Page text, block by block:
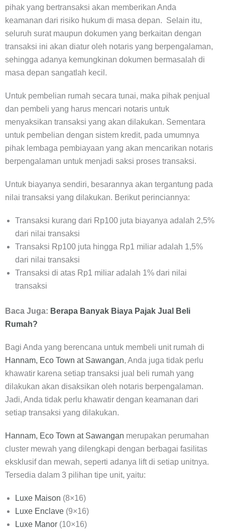
pihak yang bertransaksi akan memberikan Anda
keamanan dari risiko hukum di masa depan. Selain itu,
seluruh surat maupun dokumen yang berkaitan dengan
transaksi ini akan diatur oleh notaris yang berpengalaman,
sehingga adanya kemungkinan dokumen bermasalah di
masa depan sangatlah kecil.
Untuk pembelian rumah secara tunai, maka pihak penjual
dan pembeli yang harus mencari notaris untuk
menyaksikan transaksi yang akan dilakukan. Sementara
untuk pembelian dengan sistem kredit, pada umumnya
pihak lembaga pembiayaan yang akan mencarikan notaris
berpengalaman untuk menjadi saksi proses transaksi.
Untuk biayanya sendiri, besarannya akan tergantung pada
nilai transaksi yang dilakukan. Berikut perinciannya:
Transaksi kurang dari Rp100 juta biayanya adalah 2,5%
dari nilai transaksi
Transaksi Rp100 juta hingga Rp1 miliar adalah 1,5%
dari nilai transaksi
Transaksi di atas Rp1 miliar adalah 1% dari nilai
transaksi
Baca Juga: Berapa Banyak Biaya Pajak Jual Beli
Rumah?
Bagi Anda yang berencana untuk membeli unit rumah di
Hannam, Eco Town at Sawangan, Anda juga tidak perlu
khawatir karena setiap transaksi jual beli rumah yang
dilakukan akan disaksikan oleh notaris berpengalaman.
Jadi, Anda tidak perlu khawatir dengan keamanan dari
setiap transaksi yang dilakukan.
Hannam, Eco Town at Sawangan merupakan perumahan
cluster mewah yang dilengkapi dengan berbagai fasilitas
eksklusif dan mewah, seperti adanya lift di setiap unitnya.
Tersedia dalam 3 pilihan tipe unit, yaitu:
Luxe Maison (8×16)
Luxe Enclave (9×16)
Luxe Manor (10×16)